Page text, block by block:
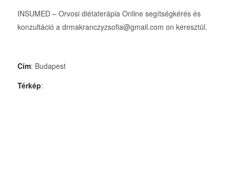
INSUMED – Orvosi diétaterápia Online segítségkérés és
konzultáció a drmakranczyzsofia@gmail.com on keresztül.
Cím: Budapest
Térkép: